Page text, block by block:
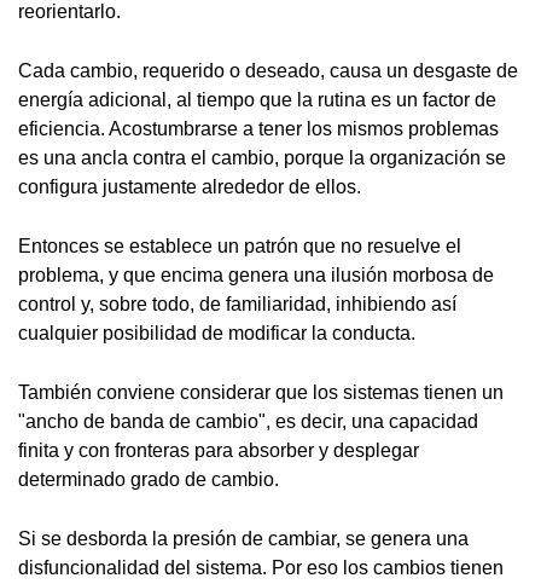
reorientarlo.
Cada cambio, requerido o deseado, causa un desgaste de
energía adicional, al tiempo que la rutina es un factor de
eficiencia. Acostumbrarse a tener los mismos problemas
es una ancla contra el cambio, porque la organización se
configura justamente alrededor de ellos.
Entonces se establece un patrón que no resuelve el
problema, y que encima genera una ilusión morbosa de
control y, sobre todo, de familiaridad, inhibiendo así
cualquier posibilidad de modificar la conducta.
También conviene considerar que los sistemas tienen un
"ancho de banda de cambio", es decir, una capacidad
finita y con fronteras para absorber y desplegar
determinado grado de cambio.
Si se desborda la presión de cambiar, se genera una
disfuncionalidad del sistema. Por eso los cambios tienen